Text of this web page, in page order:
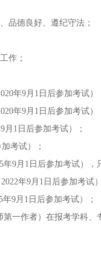
品德良好、遵纪守法；
作；
年9月1日后参加考试）
年9月1日后参加考试）
1日后参加考试）；
考试）；
9月1日后参加考试）
年9月1日后参加考试
9月1日后参加考试）；
一作者）在报考学科